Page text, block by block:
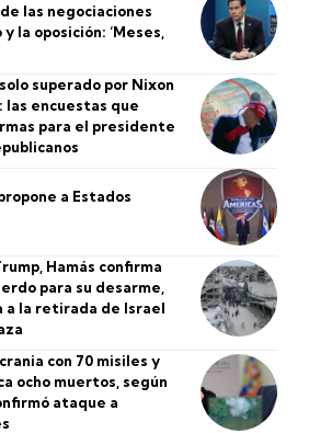
las negociaciones
la oposición: ‘Meses,
superado por Nixon
las encuestas que
para el presidente
a Estados
Hamás confirma
para su desarme,
a la retirada de Israel
con 70 misiles y
ocho muertos, según
ataque a